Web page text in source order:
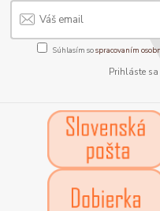
Súhlasím sospracovaním
Prihláste sa